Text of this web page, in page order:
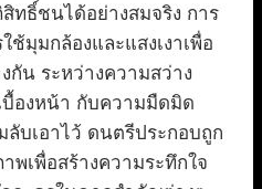
ทธิ์ชนได้อย่างสมจริง การ
มุมกล้องและแสงเงาเพื่อ
กัน ระหว่างความสว่าง
องหน้า กับความมืดมิด
บเอาไว้ ดนตรีประกอบถูก
พเพื่อสร้างความระทึกใจ